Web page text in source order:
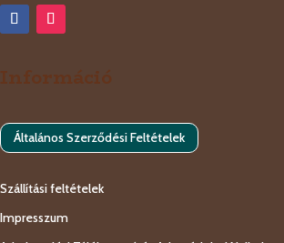
Információ
Általános Szerződési Feltételek
Szállítási feltételek
Impresszum